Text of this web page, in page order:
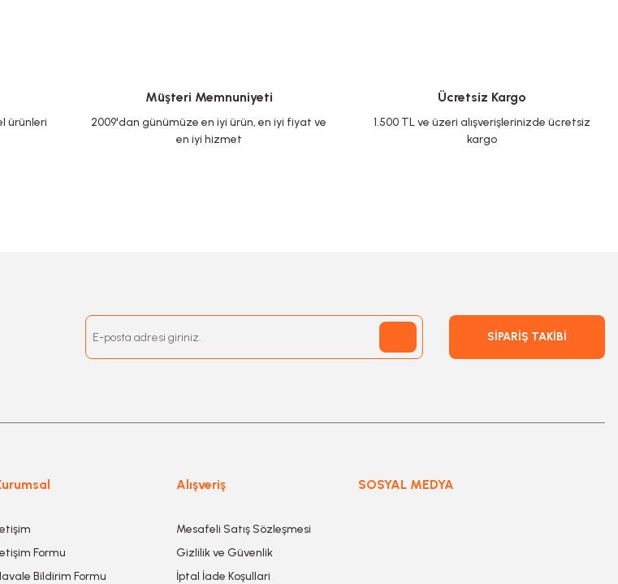
ürünleri
Müşteri Memnuniyeti
2009'dan günümüze en iyi ürün, en iyi fiyat ve
en iyi hizmet
Ücretsiz Kargo
1.500 TL ve üzeri alışverişlerinizde ücretsiz
kargo
SİPARİŞ TAKİBİ
Formu
Bildirim Formu
Alışveriş
Mesafeli Satış Sözleşmesi
Gizlilik ve Güvenlik
İptal İade Koşullari
SOSYAL MEDYA